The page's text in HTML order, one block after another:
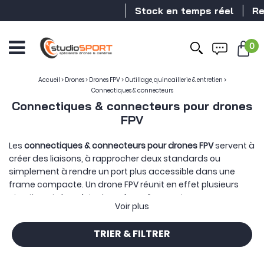
Stock en temps réel
0
Accueil > Drones> Drones FPV>Outillage, quincaillerie & entretien >
Connectiques & connecteurs
Connectiques & connecteurs pour drones
FPV
Les connectiques & connecteurs pour drones FPVservent à
créer des liaisons, à rapprocher deux standards ou
simplement à rendre un port plus accessible dans une
frame compacte. Un drone FPV réunit en effet plusieurs
circuits qui n’emploient pas les mêmes prises :
alimentation, servos, transmission vidéo, antennes ou
programmation.
Le connecteur constitue le point de jonction du câblage.
Voir plus
TRIER & FILTRER